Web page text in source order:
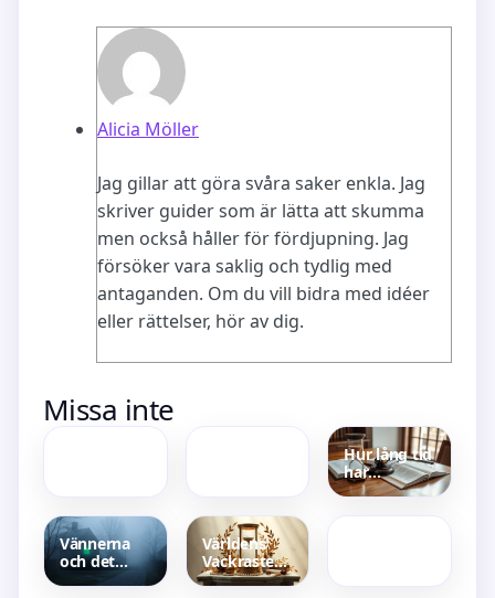
Alicia Möller
Jag gillar att göra svåra saker enkla. Jag
skriver guider som är lätta att skumma
men också håller för fördjupning. Jag
försöker vara saklig och tydlig med
antaganden. Om du vill bidra med idéer
eller rättelser, hör av dig.
Missa inte
Vinted
pengar – Så
Hur lång tid
har
åklagaren
Vännerna
och det
gröna ljuset
Världens
Vackraste
Kvinna
Bäst i Test
Lekar –